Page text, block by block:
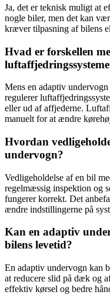
Ja, det er teknisk muligt at
nogle biler, men det kan
kræver tilpasning af bilens
Hvad er forskellen
Mens en adaptiv
regulerer
eller ud af affjederne.
manuelt for at ændre
Hvordan
undervogn?
Vedligeholdelse af en bil
regelmæssig inspektion og
fungerer korrekt. Det
ændre indstillingerne på
Kan en adaptiv
bilens levetid?
En adaptiv undervogn kan
at reducere slid på dæk og
effektiv kørsel og bedre